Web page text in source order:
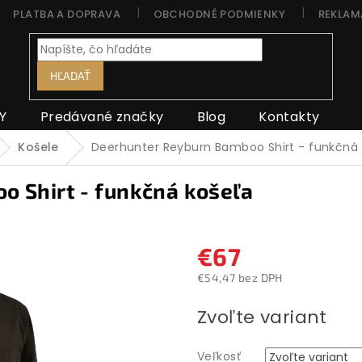
PLATBA A DOPRAVA OBCHODNÉ PODMIENKY
HĽADAŤ
Predávané značky Blog Kontakty
Košele Deerhunter Reyburn Bamboo Shirt - funkčná
Shirt - funkčná košeľa
€67
€54,47 bez DPH
cena:
Zvoľte variant
Veľkosť